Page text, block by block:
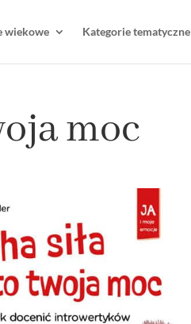
wiekowe Kategorie tematyczne
moc